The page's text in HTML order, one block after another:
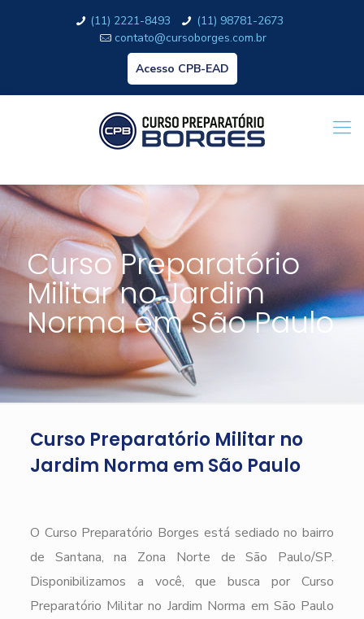
(11) 2221-8493
(11) 98781-2673
contato@cursoborges.com.br
Acesso CPB-EAD
Curso Preparatório
Militar no Jardim
Norma em São Paulo
Curso Preparatório Militar no
Jardim Norma em São Paulo
O Curso Preparatório Borges está sediado no bairro
de Santana, na Zona Norte de São Paulo/SP.
Disponibilizamos a você, que busca por Curso
Preparatório Militar no Jardim Norma em São Paulo